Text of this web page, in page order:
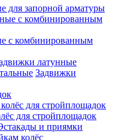
для запорной арматуры
с комбинированным
латунные
Задвижки
для стройплощадок
и приямки